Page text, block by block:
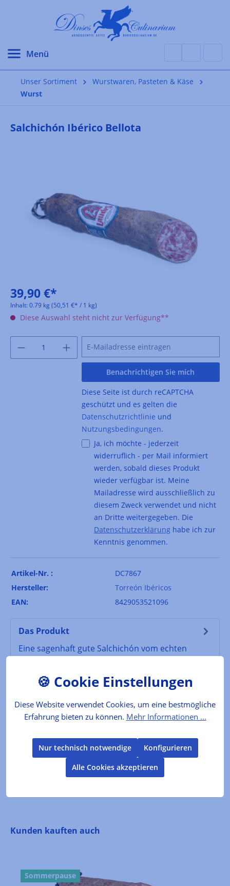
Unser Sortiment
Wurstwaren, Pasteten & Käse
Wurst
Salchichón Ibérico Bellota
39,90 €*
Inhalt: 0.79 kg (50,51 €* / 1 kg)
Diese Auswahl steht nicht zur Verfügung**
Benachrichtigen Sie mich
Diese Seite ist durch reCAPTCHA
geschützt und es gelten die
Datenschutzrichtlinie und
Nutzungsbedingungen.
Ja, ich möchte - jederzeit
widerruflich - per Mail informiert
werden, sobald dieses Produkt
wieder verfügbar ist. Meine
Mailadresse wird ausschließlich zu
diesem Zweck verwendet und nicht
an Dritte weitergegeben. Die
Datenschutzerklärunghabe ich zur
Kenntnis genommen.
Artikel-Nr. :
DC7867
Hersteller:
Torreón Ibéricos
EAN:
8429053521096
Das Produkt
Eine sagenhaft gute Salchichón vom echten
Lebensmittelkennzeichnung
Salami vom Iberico Schwein Zutaten: Iberico
Schweinefleisch, Salz, Weißer und Schwarzer
Pfeffer, Muskatnuss, Dextrine, Dextr…Mehr
Produktgalerie überspringen
Kunden kauften auch
Sommerpause
Diese Website verwendet Cookies, um eine bestmögliche
Erfahrung bieten zu können. Mehr Informationen ...
Nur technisch notwendige
Konfigurieren
Alle Cookies akzeptieren